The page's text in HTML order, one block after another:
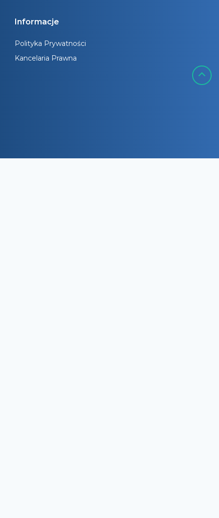
Informacje
Polityka Prywatności
Kancelaria Prawna